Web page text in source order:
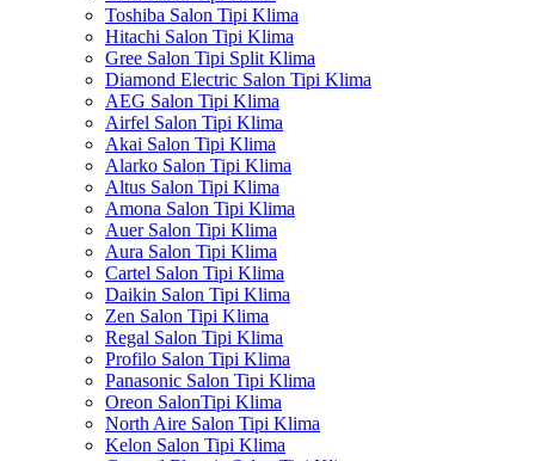
Toshiba Salon Tipi Klima
Hitachi Salon Tipi Klima
Gree Salon Tipi Split Klima
Diamond Electric Salon Tipi Klima
AEG Salon Tipi Klima
Airfel Salon Tipi Klima
Akai Salon Tipi Klima
Alarko Salon Tipi Klima
Altus Salon Tipi Klima
Amona Salon Tipi Klima
Auer Salon Tipi Klima
Aura Salon Tipi Klima
Cartel Salon Tipi Klima
Daikin Salon Tipi Klima
Zen Salon Tipi Klima
Regal Salon Tipi Klima
Profilo Salon Tipi Klima
Panasonic Salon Tipi Klima
Oreon SalonTipi Klima
North Aire Salon Tipi Klima
Kelon Salon Tipi Klima